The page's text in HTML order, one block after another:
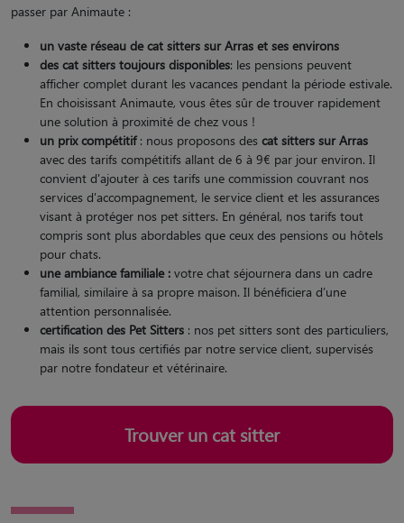
passer par Animaute :
un vaste réseau de cat sitters sur Arras et ses environs
des cat sitters toujours disponibles: les pensions peuvent
afficher complet durant les vacances pendant la période estivale.
En choisissant Animaute, vous êtes sûr de trouver rapidement
une solution à proximité de chez vous !
un prix compétitif: nous proposons des cat sitters sur Arras
avec des tarifs compétitifs allant de 6 à 9€ par jour environ. Il
convient d'ajouter à ces tarifs une commission couvrant nos
services d'accompagnement, le service client et les assurances
visant à protéger nos pet sitters. En général, nos tarifs tout
compris sont plus abordables que ceux des pensions ou hôtels
pour chats.
une ambiance familiale : votre chat séjournera dans un cadre
familial, similaire à sa propre maison. Il bénéficiera d’une
attention personnalisée.
certification des Pet Sitters : nos pet sitters sont des particuliers,
mais ils sont tous certifiés par notre service client, supervisés
par notre fondateur et vétérinaire.
Trouver un cat sitter